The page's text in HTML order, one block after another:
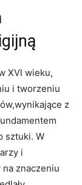
XVI wieku,
i tworzeniu
z
sztuki. W
i
na znaczeniu